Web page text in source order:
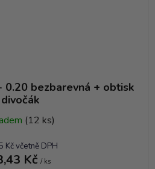
0.20 bezbarevná + obtisk
divočák
(12 ks)
Kč včetně DPH
Kč / ks